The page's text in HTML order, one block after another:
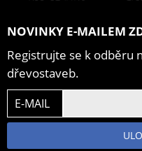
NOVINKY E-MAILEM
Registrujte se k odběru
dřevostaveb.
E-MAIL